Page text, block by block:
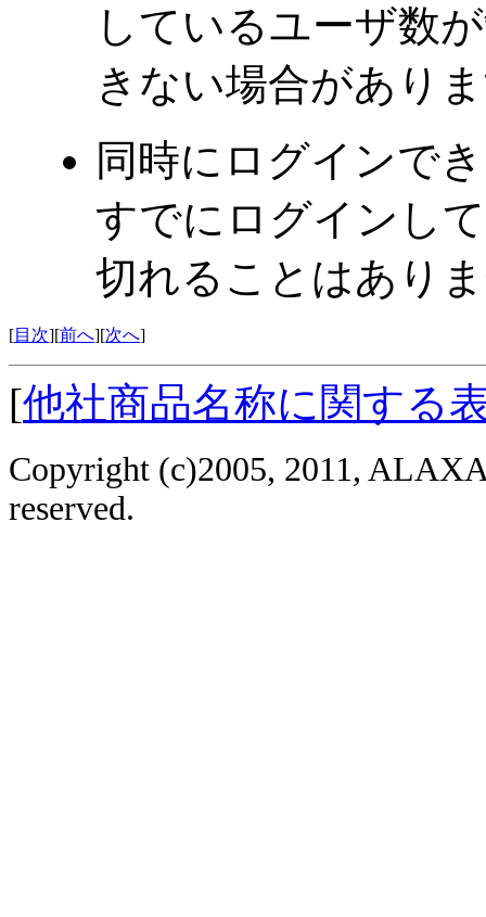
しているユーザ数
きない場合があり
同時にログインで
すでにログインし
切れることはあり
[目次][前へ][次へ]
[他社商品名称に関する
Copyright (c)2005, 2011,
reserved.